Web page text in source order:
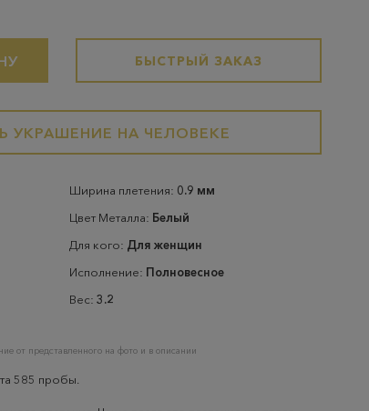
БЫСТРЫЙ ЗАКАЗ
УКРАШЕНИЕ НА ЧЕЛОВЕКЕ
Ширина плетения: 0.9 мм
Цвет Металла: Белый
Для кого: Для женщин
Исполнение: Полновесное
Вес: 3.2
от представленного на фото и в описании
585 пробы.